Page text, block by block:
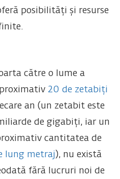
posibilități și resurse
către o lume a
20 de zetabiți
an (un zetabit este
de gigabiți, iar un
cantitatea de
lung metraj), nu există
fără lucruri noi de